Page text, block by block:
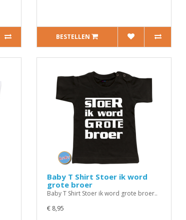
BESTELLEN
Baby T Shirt Stoer ik word
grote broer
Baby T Shirt Stoer ik word grote broer..
€ 8,95